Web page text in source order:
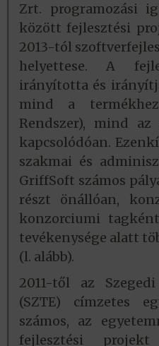
Zrt. programozási
között fejlesztési
2013-tól
helyettese. A
irányította és
mind a
Rendszer), mind az
kapcsolódóan.
szakmai és
GriffSoft számos
részt önállóan,
konzorciumi
tevékenysége alatt
(l. alább).
2011-től az
(SZTE) címzetes
számos, az
fejlesztési